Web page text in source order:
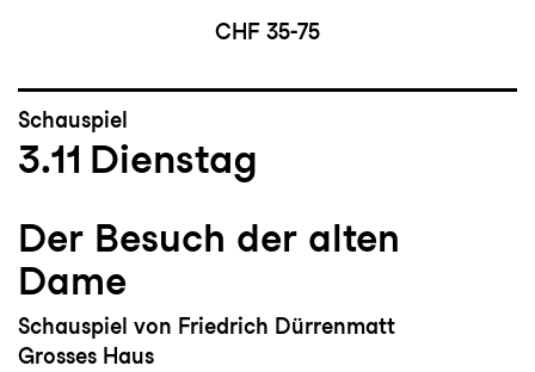
CHF 35-75
Schauspiel
3.11 Dienstag
Der Besuch der alten
Dame
Schauspiel von Friedrich Dürrenmatt
Grosses Haus